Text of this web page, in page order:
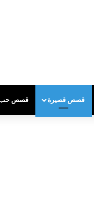
قصص قصيرة قصص